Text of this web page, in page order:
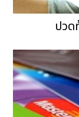
ปวด